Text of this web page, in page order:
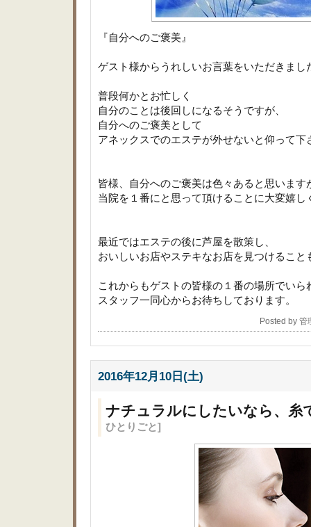
『自分へのご褒美』
ゲスト様からうれしいお言葉をいただきまし
普段何かとお忙しく
自分のことは後回しになるそうですが、
自分へのご褒美として
アネックスでのエステが外せないと仰って下
皆様、自分へのご褒美は色々あると思います
当院を１番にと思って頂けることに大変嬉し
最近ではエステの後に芦屋を散策し、
おいしいお店やステキなお店を見つけること
これからもゲストの皆様の１番の場所でいら
スタッフ一同心からお待ちしております。
Posted by
2016年12月10日(土)
ナチュラルにしたいなら、糸
ひとりごと]